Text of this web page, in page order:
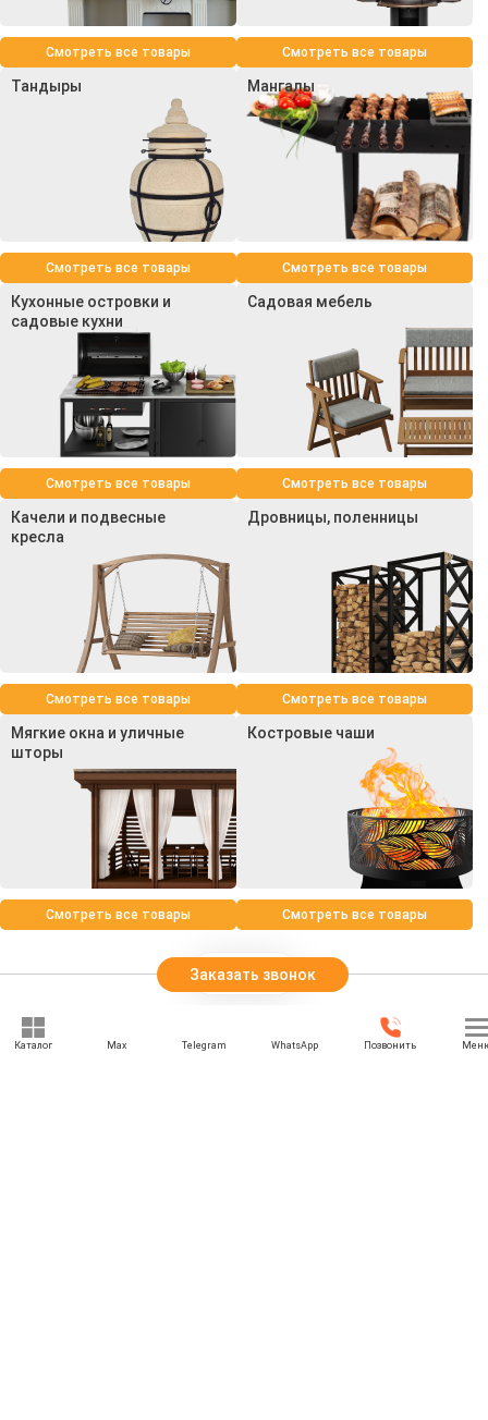
Смотреть все товары Смотреть все товары
Тандыры
Смотреть все товары
Мангалы
Смотреть все товары
Кухонные островки и
садовые кухни
Смотреть все товары
Садовая мебель
Смотреть все товары
Качели и подвесные
кресла
Смотреть все товары
Дровницы, поленницы
Смотреть все товары
Мягкие окна и уличные
шторы
Смотреть все товары
Костровые чаши
Смотреть все товары
Заказать звонок
Каталог Max Telegram WhatsApp Позвонить